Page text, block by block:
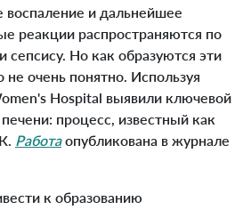
и дальнейшее
реакции распространяются по
сепсису. Но как образуются эти
очень понятно. Используя
Hospital выявили ключевой
процесс, известный как
Работаопубликована в журнале
к образованию